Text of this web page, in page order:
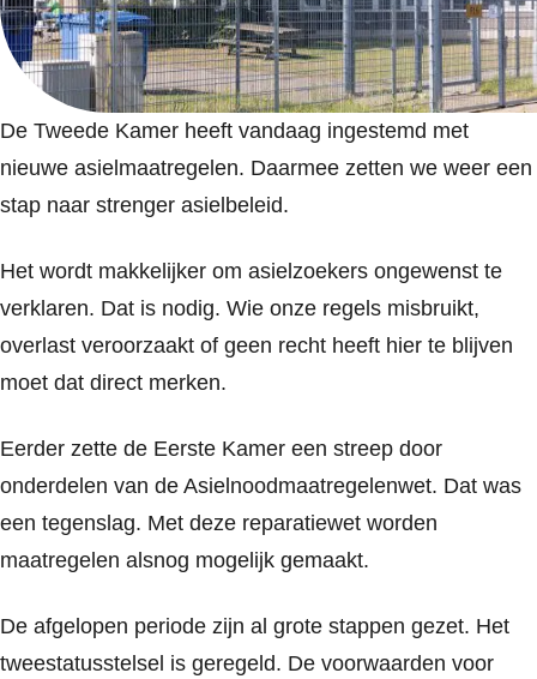
De Tweede Kamer heeft vandaag ingestemd met
nieuwe asielmaatregelen. Daarmee zetten we weer een
stap naar strenger asielbeleid.
Het wordt makkelijker om asielzoekers ongewenst te
verklaren. Dat is nodig. Wie onze regels misbruikt,
overlast veroorzaakt of geen recht heeft hier te blijven
moet dat direct merken.
Eerder zette de Eerste Kamer een streep door
onderdelen van de Asielnoodmaatregelenwet. Dat was
een tegenslag. Met deze reparatiewet worden
maatregelen alsnog mogelijk gemaakt.
De afgelopen periode zijn al grote stappen gezet. Het
tweestatusstelsel is geregeld. De voorwaarden voor